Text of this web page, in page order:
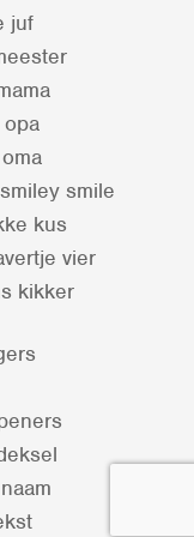
juf
smile
kus
vier
kikker